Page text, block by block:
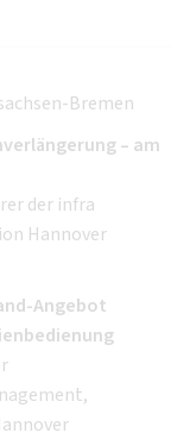
Bremen
– am
der infra
Hannover
Angebot